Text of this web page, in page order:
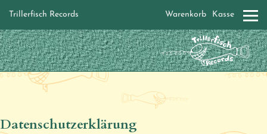
Trillerfisch Records Warenkorb Kasse
Datenschutzerklärung